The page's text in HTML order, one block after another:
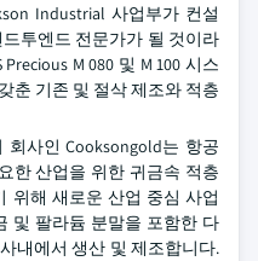
Industrial 사업부가 컨설
드투엔드 전문가가 될 것이라
M 080 및 M 100 시스
춘 기존 및 절삭 제조와 적층
회사인 Cooksongold는 항공
한 산업을 위한 귀금속 적층
위해 새로운 산업 중심 사업
및 팔라듐 분말을 포함한 다
내에서 생산 및 제조합니다.